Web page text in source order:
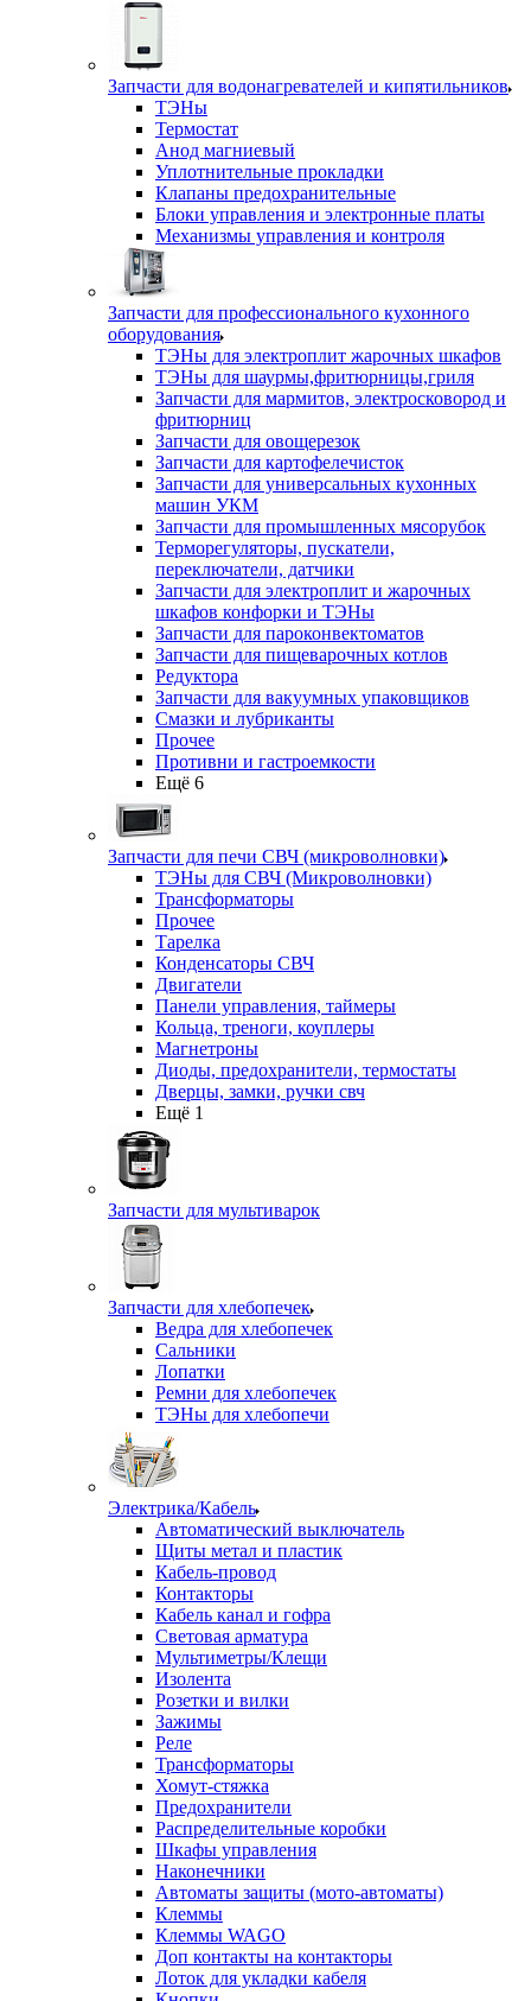
Запчасти для водонагревателей и кипятильников
ТЭНы
Термостат
Анод магниевый
Уплотнительные прокладки
Клапаны предохранительные
Блоки управления и электронные платы
Механизмы управления и контроля
Запчасти для профессионального кухонного
оборудования
ТЭНы для электроплит жарочных шкафов
ТЭНы для шаурмы,фритюрницы,гриля
Запчасти для мармитов, электросковород и
фритюрниц
Запчасти для овощерезок
Запчасти для картофелечисток
Запчасти для универсальных кухонных
машин УКМ
Запчасти для промышленных мясорубок
Терморегуляторы, пускатели,
переключатели, датчики
Запчасти для электроплит и жарочных
шкафов конфорки и ТЭНы
Запчасти для пароконвектоматов
Запчасти для пищеварочных котлов
Редуктора
Запчасти для вакуумных упаковщиков
Смазки и лубриканты
Прочее
Противни и гастроемкости
Ещё 6
Запчасти для печи СВЧ (микроволновки)
ТЭНы для СВЧ (Микроволновки)
Трансформаторы
Прочее
Тарелка
Конденсаторы СВЧ
Двигатели
Панели управления, таймеры
Кольца, треноги, коуплеры
Магнетроны
Диоды, предохранители, термостаты
Дверцы, замки, ручки свч
Ещё 1
Запчасти для мультиварок
Запчасти для хлебопечек
Ведра для хлебопечек
Сальники
Лопатки
Ремни для хлебопечек
ТЭНы для хлебопечи
Электрика/Кабель
Автоматический выключатель
Щиты метал и пластик
Кабель-провод
Контакторы
Кабель канал и гофра
Световая арматура
Мультиметры/Клещи
Изолента
Розетки и вилки
Зажимы
Реле
Трансформаторы
Хомут-стяжка
Предохранители
Распределительные коробки
Шкафы управления
Наконечники
Автоматы защиты (мото-автоматы)
Клеммы
Клеммы WAGO
Доп контакты на контакторы
Лоток для укладки кабеля